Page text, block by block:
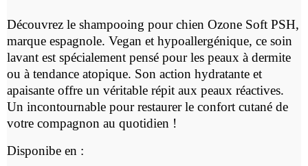
Découvrez le shampooing pour chien Ozone Soft PSH,
marque espagnole. Vegan et hypoallergénique, ce soin
lavant est spécialement pensé pour les peaux à dermite
ou à tendance atopique. Son action hydratante et
apaisante offre un véritable répit aux peaux réactives.
Un incontournable pour restaurer le confort cutané de
votre compagnon au quotidien !
Disponibe en :